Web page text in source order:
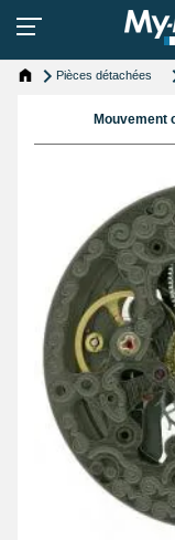
Pièces détachées
Mouvement